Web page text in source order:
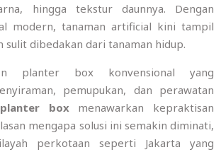
hingga tekstur daunnya. Dengan
modern, tanaman artificial kini tampil
sulit dibedakan dari tanaman hidup.
planter box konvensional yang
pemupukan, dan perawatan
box menawarkan kepraktisan
mengapa solusi ini semakin diminati,
perkotaan seperti Jakarta yang